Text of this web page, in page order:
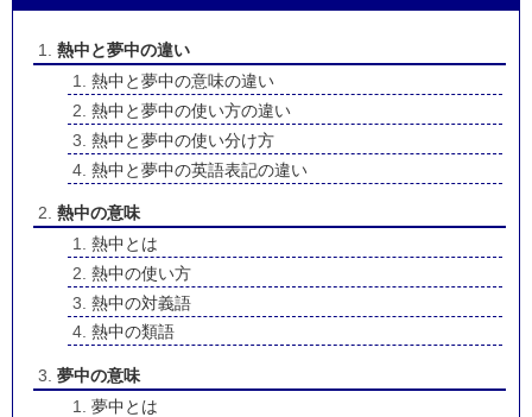
熱中と夢中の違い
熱中と夢中の意味の違い
熱中と夢中の使い方の違い
熱中と夢中の使い分け方
熱中と夢中の英語表記の違い
熱中の意味
熱中とは
熱中の使い方
熱中の対義語
熱中の類語
夢中の意味
夢中とは